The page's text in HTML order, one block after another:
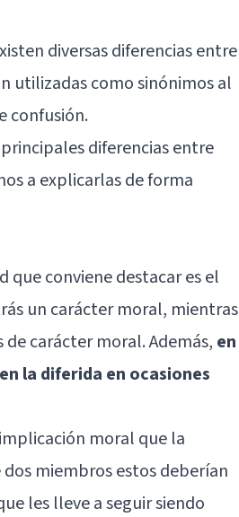
diversas diferencias entre
utilizadas como sinónimos al
confusión.
diferencias entre
a explicarlas de forma
que conviene destacar es el
un carácter moral, mientras
carácter moral. Además, en
la diferida en ocasiones
moral que la
miembros estos deberían
les lleve a seguir siendo